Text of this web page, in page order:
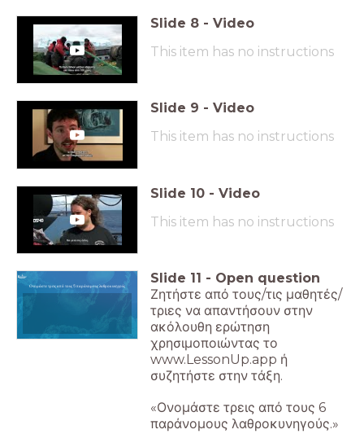
Slide 8 - Video
This item has no instructions
Slide 9 - Video
This item has no instructions
Slide 10 - Video
This item has no instructions
Ονομάστε τρεις από τους 6 παράνομους λαθροκυνηγούς Slide 11 - Open question
Ζητήστε από τους/τις μαθητές/
τριες να απαντήσουν στην
ακόλουθη ερώτηση
χρησιμοποιώντας το
www.LessonUp.app ή
συζητήστε στην τάξη.
«Ονομάστε τρεις από τους 6
παράνομους λαθροκυνηγούς.»